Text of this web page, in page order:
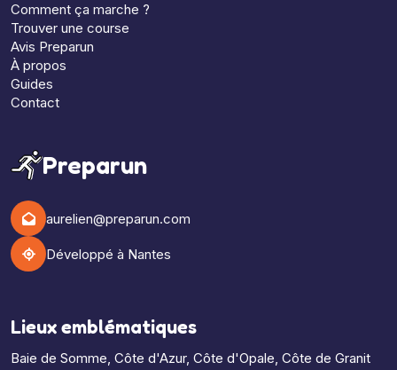
Comment ça marche ?
Trouver une course
Avis Preparun
À propos
Guides
Contact
Preparun
aurelien@preparun.com
Développé à Nantes
Lieux emblématiques
Baie de Somme, Côte d'Azur, Côte d'Opale, Côte de Granit